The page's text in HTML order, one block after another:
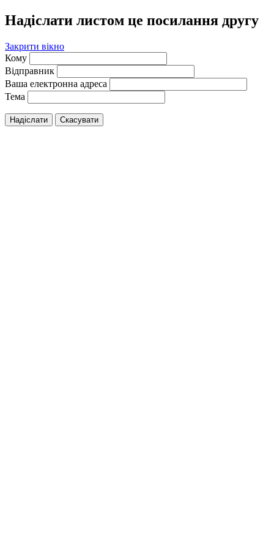
Надіслати листом це посилання другу
Закрити вікно
Кому
Відправник
Ваша електронна адреса
Тема
Надіслати Скасувати